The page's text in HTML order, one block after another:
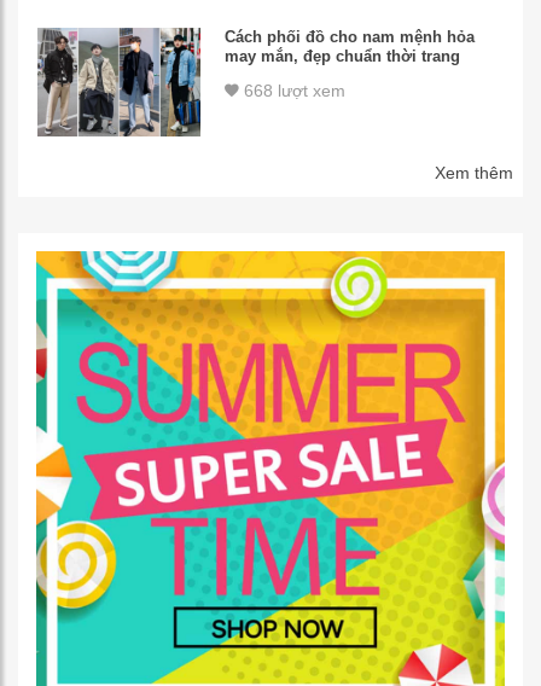
Cách phối đồ cho nam mệnh hỏa
may mắn, đẹp chuẩn thời trang
668 lượt xem
Xem thêm